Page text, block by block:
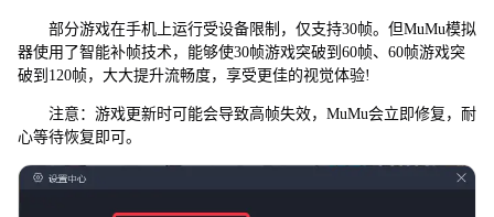
部分游戏在手机上运行受设备限制，仅支持30帧。但MuMu模拟
器使用了智能补帧技术，能够使30帧游戏突破到60帧、60帧游戏突
破到120帧，大大提升流畅度，享受更佳的视觉体验!
注意：游戏更新时可能会导致高帧失效，MuMu会立即修复，耐
心等待恢复即可。